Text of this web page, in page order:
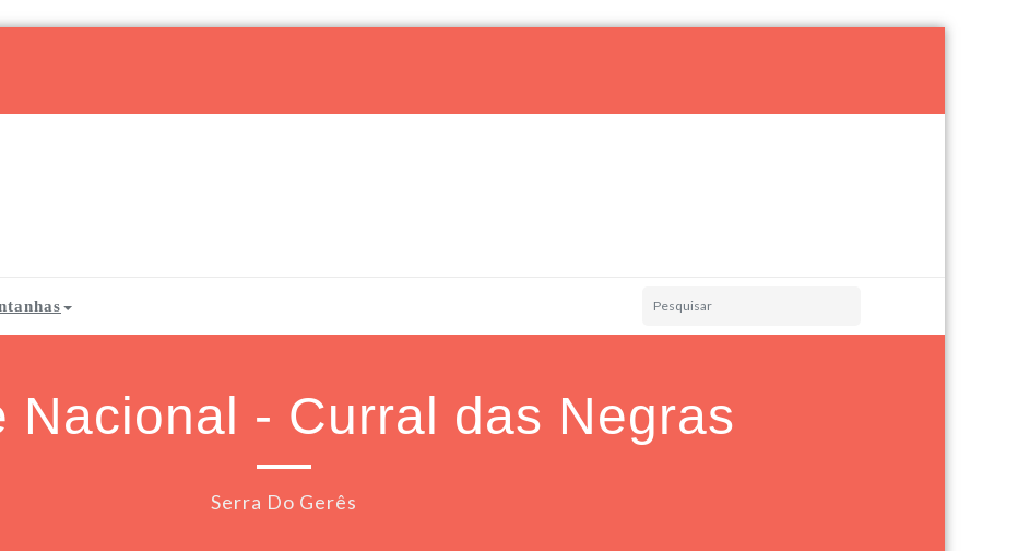
Nacional - Curral das Negras
Serra Do Gerês